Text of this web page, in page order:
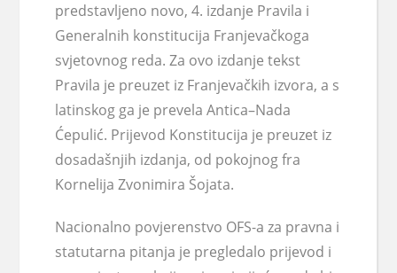
predstavljeno novo, 4. izdanje Pravila i
Generalnih konstitucija Franjevačkoga
svjetovnog reda. Za ovo izdanje tekst
Pravila je preuzet iz Franjevačkih izvora, a s
latinskog ga je prevela Antica–Nada
Ćepulić. Prijevod Konstitucija je preuzet iz
dosadašnjih izdanja, od pokojnog fra
Kornelija Zvonimira Šojata.
Nacionalno povjerenstvo OFS-a za pravna i
statutarna pitanja je pregledalo prijevod i